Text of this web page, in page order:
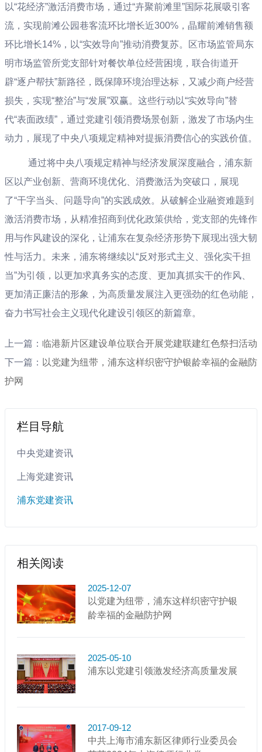
以“花经济”激活消费市场，通过“卉聚前滩里”国际花展吸引客
流，实现前滩公园巷客流环比增长近300%，晶耀前滩销售额
环比增长14%，以“实效导向”推动消费复苏。区市场监管局东
明市场监管所党支部针对餐饮单位经营困境，联合街道开
辟“逐户帮扶”新路径，既保障环境治理达标，又减少商户经营
损失，实现“整治”与“发展”双赢。这些行动以“实效导向”替
代“表面政绩”，通过党建引领消费场景创新，激发了市场内生
动力，展现了中央八项规定精神对提振消费信心的实践价值。
通过将中央八项规定精神与经济发展深度融合，浦东新
区以产业创新、营商环境优化、消费激活为突破口，展现
了“干字当头、问题导向”的实践成效。从破解企业融资难题到
激活消费市场，从精准招商到优化政策供给，党支部的先锋作
用与作风建设的深化，让浦东在复杂经济形势下展现出强大韧
性与活力。未来，浦东将继续以“反对形式主义、强化实干担
当”为引领，以更加求真务实的态度、更加真抓实干的作风、
更加清正廉洁的形象，为高质量发展注入更强劲的红色动能，
奋力书写社会主义现代化建设引领区的新篇章。
上一篇： 临港新片区建设单位联合开展党建联建红色祭扫活动
下一篇： 以党建为纽带，浦东这样织密守护银龄幸福的金融防
护网
栏目导航
中央党建资讯
上海党建资讯
浦东党建资讯
相关阅读
2025-12-07
以党建为纽带，浦东这样织密守护银
龄幸福的金融防护网
2025-05-10
浦东以党建引领激发经济高质量发展
2017-09-12
中共上海市浦东新区律师行业委员会